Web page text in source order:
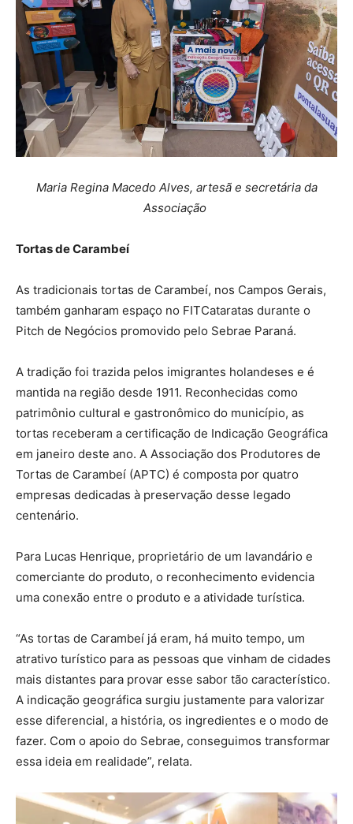
Maria Regina Macedo Alves, artesã e secretária da
Associação
Tortas de Carambeí
As tradicionais tortas de Carambeí, nos Campos Gerais,
também ganharam espaço no FITCataratas durante o
Pitch de Negócios promovido pelo Sebrae Paraná.
A tradição foi trazida pelos imigrantes holandeses e é
mantida na região desde 1911. Reconhecidas como
patrimônio cultural e gastronômico do município, as
tortas receberam a certificação de Indicação Geográfica
em janeiro deste ano. A Associação dos Produtores de
Tortas de Carambeí (APTC) é composta por quatro
empresas dedicadas à preservação desse legado
centenário.
Para Lucas Henrique, proprietário de um lavandário e
comerciante do produto, o reconhecimento evidencia
uma conexão entre o produto e a atividade turística.
“As tortas de Carambeí já eram, há muito tempo, um
atrativo turístico para as pessoas que vinham de cidades
mais distantes para provar esse sabor tão característico.
A indicação geográfica surgiu justamente para valorizar
esse diferencial, a história, os ingredientes e o modo de
fazer. Com o apoio do Sebrae, conseguimos transformar
essa ideia em realidade”, relata.